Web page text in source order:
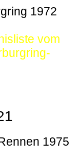
1972
vom
1975